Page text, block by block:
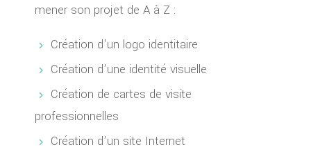
mener son projet de A à Z :
Création d'un logo identitaire
Création d'une identité visuelle
Création de cartes de visite
professionnelles
Création d'un site Internet